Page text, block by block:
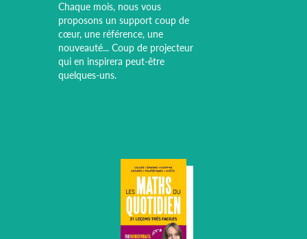
Chaque mois, nous vous
proposons un support coup de
cœur, une référence, une
nouveauté... Coup de projecteur
qui en inspirera peut-être
quelques-uns.